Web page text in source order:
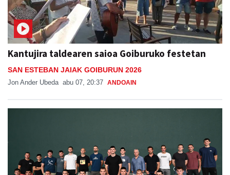
Kantujira taldearen saioa Goiburuko festetan
SAN ESTEBAN JAIAK GOIBURUN 2026
Jon Ander Ubeda abu 07, 20:37 ANDOAIN